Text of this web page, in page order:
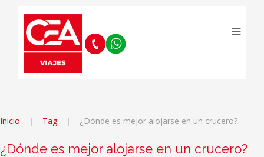
Inicio Tag ¿Dónde es mejor alojarse en un crucero?
¿Dónde es mejor alojarse en un crucero?